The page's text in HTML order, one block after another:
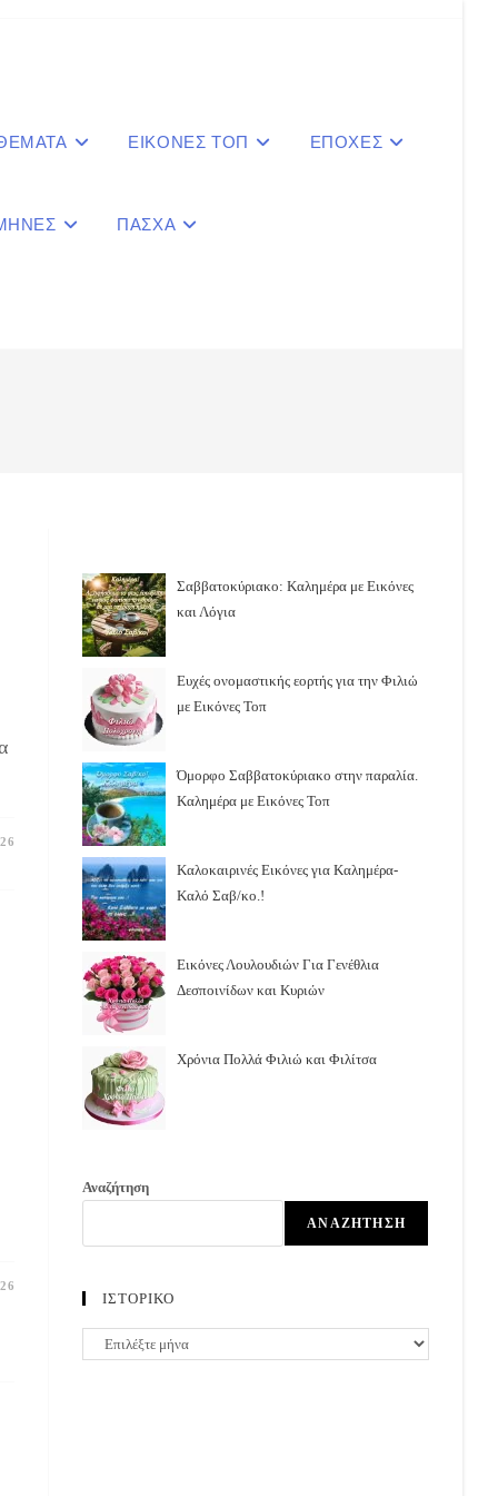
ΕΙΚΟΝΕΣ ΤΟΠ ΕΠΟΧΕΣ
ΠΑΣΧΑ
Σαββατοκύριακο: Καλημέρα με Εικόνες
και Λόγια
Ευχές ονομαστικής εορτής για την Φιλιώ
με Εικόνες Τοπ
Όμορφο Σαββατοκύριακο στην παραλία.
Καλημέρα με Εικόνες Τοπ
Καλοκαιρινές Εικόνες για Καλημέρα-
Καλό Σαβ/κο.!
Εικόνες Λουλουδιών Για Γενέθλια
Δεσποινίδων και Κυριών
Χρόνια Πολλά Φιλιώ και Φιλίτσα
Αναζήτηση
ΑΝΑΖΉΤΗΣΗ
ΙΣΤΟΡΙΚΟ
ΙΣΤΟΡΙΚΟ